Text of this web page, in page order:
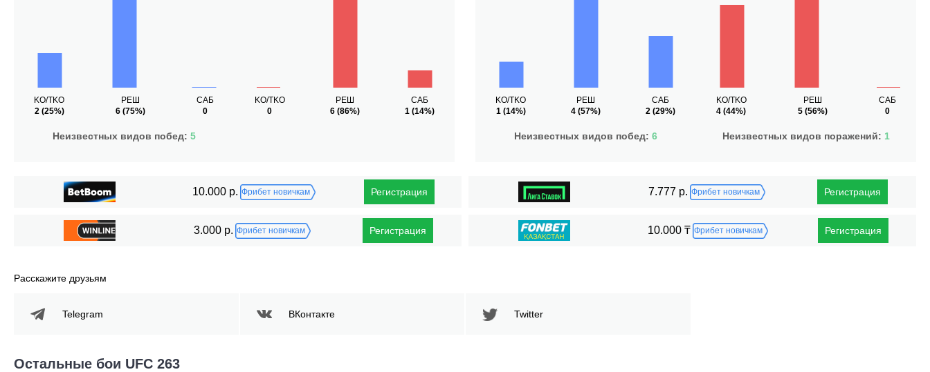
KO/TKO
2(25%)
РЕШ
6 (75%)
САБ
0
Неизвестных видов побед: 5
KO/TKO
0
РЕШ
6(86%)
САБ
1(14%)
KO/TKO
1(14%)
РЕШ
4 (57%)
САБ
2 (29%)
Неизвестных видов побед: 6
KO/TKO
4 (44%)
РЕШ
5(56%)
САБ
0
Неизвестных видов поражений: 1
10.000 р. Фрибет новичкам Регистрация 7.777 р. Фрибет новичкам Регистрация
3.000 р. Фрибет новичкам Регистрация 10.000 ₸ Фрибет новичкам Регистрация
Расскажите друзьям
Telegram ВКонтакте Twitter
Остальные бои UFC 263